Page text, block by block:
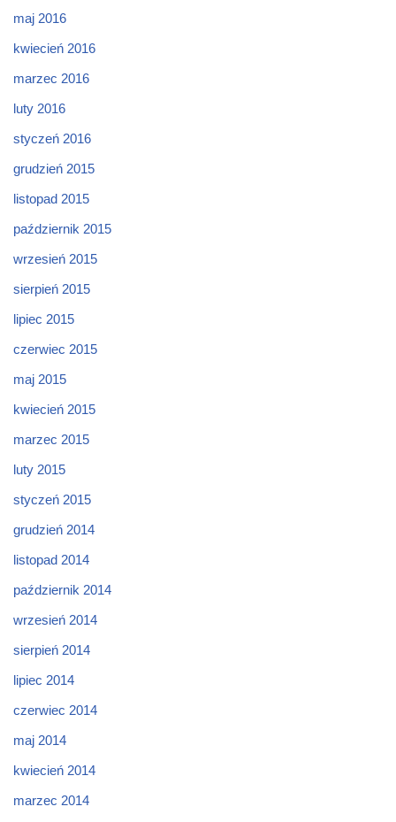
maj 2016
kwiecień 2016
marzec 2016
luty 2016
styczeń 2016
grudzień 2015
listopad 2015
październik 2015
wrzesień 2015
sierpień 2015
lipiec 2015
czerwiec 2015
maj 2015
kwiecień 2015
marzec 2015
luty 2015
styczeń 2015
grudzień 2014
listopad 2014
październik 2014
wrzesień 2014
sierpień 2014
lipiec 2014
czerwiec 2014
maj 2014
kwiecień 2014
marzec 2014